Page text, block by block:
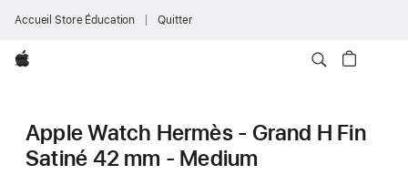
Accueil Store Éducation Quitter
Apple
Apple Watch Hermès - Grand H Fin
Satiné 42 mm - Medium